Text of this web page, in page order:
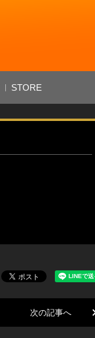
STORE
次の記事へ